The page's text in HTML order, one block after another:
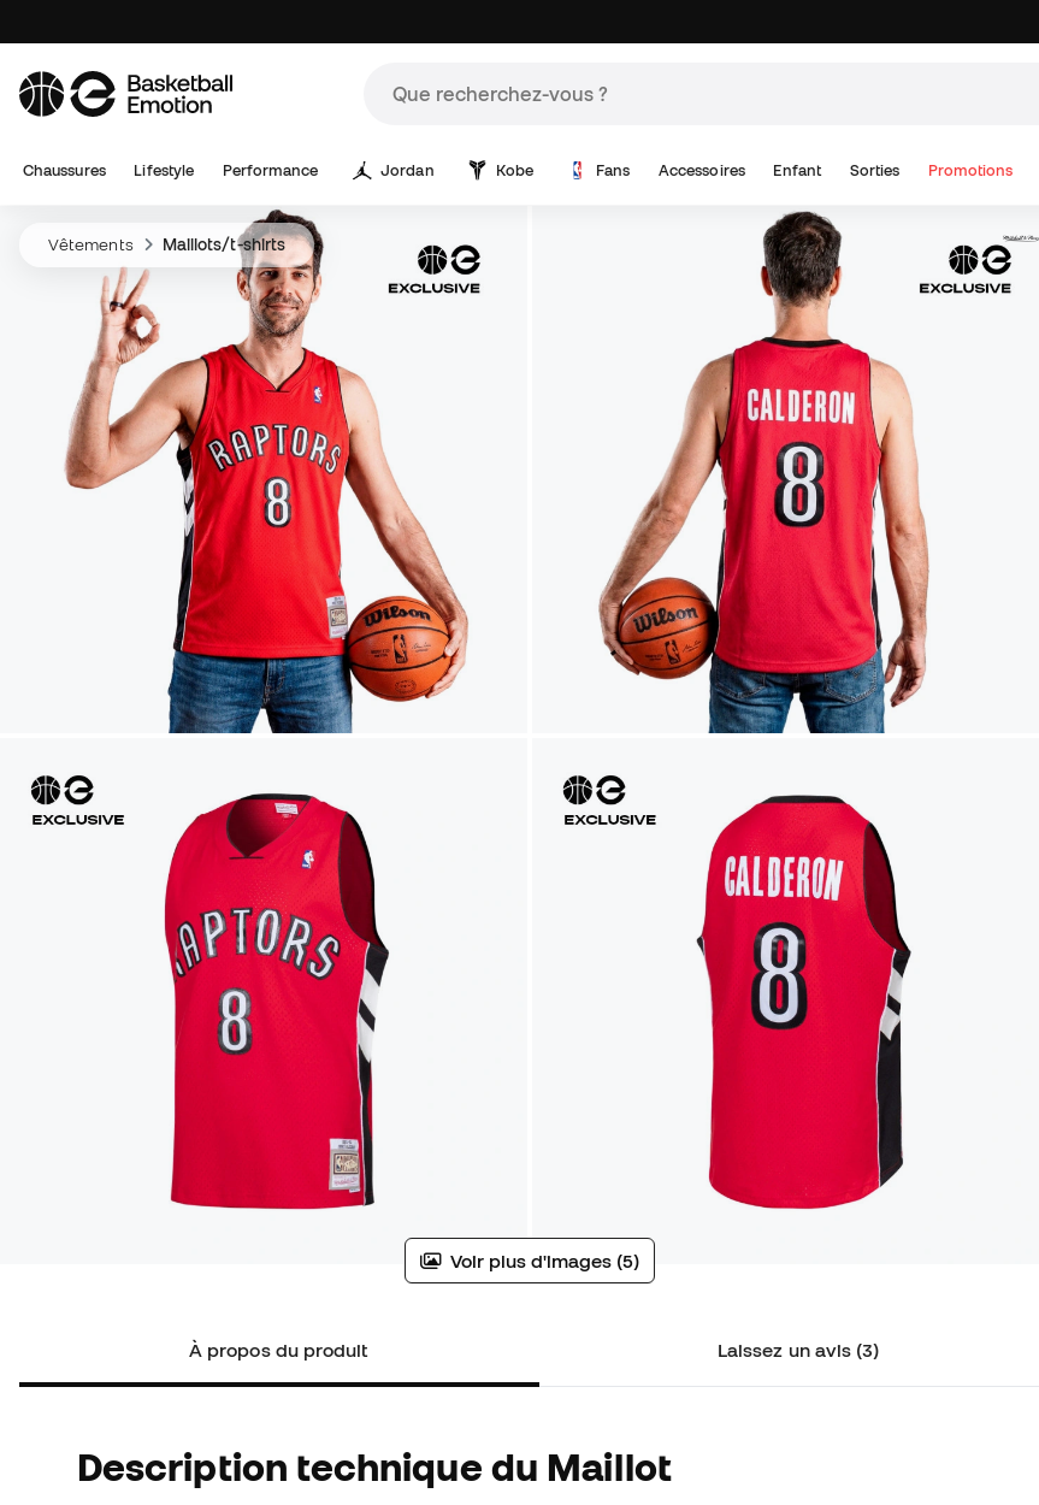
Chaussures Lifestyle Performance Jordan Kobe Fans Accessoires Enfant Sorties Promotions
Vêtements Maillots/t-shirts
Voir plus d'images (5)
À propos du produit Laissez un avis (3)
Description technique du Maillot